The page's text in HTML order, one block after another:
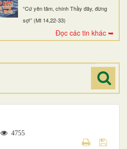
“Cứ yên tâm, chính Thầy đây, đừng
sợ!” (Mt 14,22-33)
Đọc các tin khác ➥
4755